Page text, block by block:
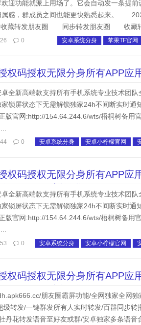
迎功能就派上用场了。它会自动发一条提
属感，群成员之间也能更快熟悉起来。
转发朋友圈 同步转发朋友圈 收藏
自动通过好友添加请来 通过...
0 安卓系统分身 苹果TF官网
权码授权无限分身所有APP应
发/百群同步转播课程
全新高端款支持所有手机系统专业技术团
锁屏状态下无需解锁独家24h不间断实时通
版官网:http://154.64.244.6/wts/梧桐树备用
0 安卓系统分身 安卓小柠檬官网
权码授权无限分身所有APP应
发/百群同步转播课程
全新高端款支持所有手机系统专业技术团
锁屏状态下无需解锁独家24h不间断实时通
版官网:http://154.64.244.6/wts/梧桐树备用
0 安卓系统分身 安卓小柠檬官网
权码授权无限分身所有APP应
发/百群同步转播课程
朋友圈霸屏功能/全网独家全网
级转发/一键群发所有人实时转发/百群同步转
丹花转发语音至好友或群/安卓独家多条语音